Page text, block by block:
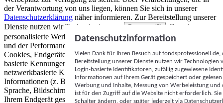
der Verantwortung von uns liegen, können Sie sich in unserer
Datenschutzerklärung näher informieren. Zur Bereitstellung unserer
Dienste nutzen wir Technologien von
Partnern (5)
. Zwecke:
personalisierte Werbung und Inhalte, Messung von Werbeleistung
und der Performance von Inhalten sowie Zielgruppenforschung.
Cookies, Endgeräte- oder ähnliche Online-Kennungen (z. B. login-
basierte Kennungen, zufällig generierte Kennungen,
netzwerkbasierte Kennungen) können zusammen mit anderen
Informationen (z. B. Browsertyp und Browserinformationen,
Sprache, Bildschirmgröße, unterstützte Technologien usw.) auf
Ihrem Endgerät gespeichert oder von dort ausgelesen werden, um es
Datenschutzinformation
Vielen Dank für Ihren Besuch auf
Bereitstellung unserer Dienste nutzen wir Technologien
Login-basierte Identifikatoren, zufällig zugewiesene
Informationen auf Ihrem Gerät gespeichert oder
Werbung und Inhalte, Messung von Werbeleistung
ist für den Zugriff auf die Website nicht erforderlich.
Schalter ändern, oder später jederzeit via